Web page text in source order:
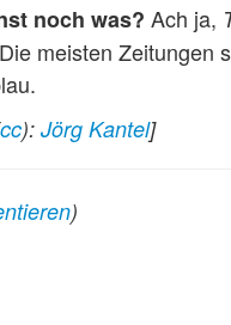
noch was? Ach ja,
meisten Zeitungen
cc): Jörg Kantel]
)